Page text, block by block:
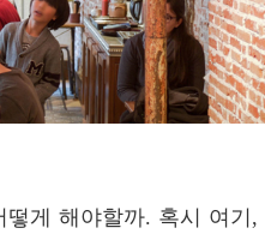
떻게 해야할까. 혹시 여기 ,